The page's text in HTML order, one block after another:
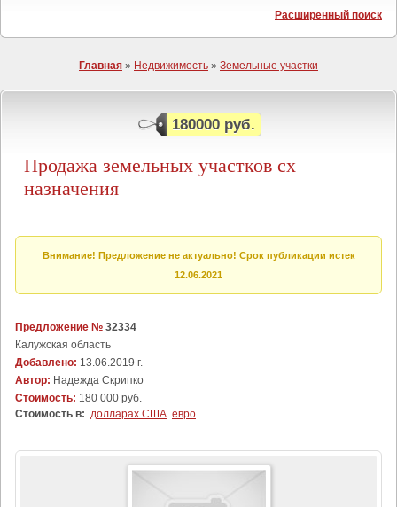
Расширенный поиск
Главная » Недвижимость » Земельные участки
180000 руб.
Продажа земельных участков сх
назначения
Внимание! Предложение не актуально! Срок публикации истек
12.06.2021
Предложение № 32334
Калужская область
Добавлено: 13.06.2019 г.
Автор: Надежда Скрипко
Стоимость: 180 000 руб.
Стоимость в: долларах США евро